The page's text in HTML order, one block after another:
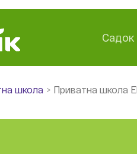
Садок
школа Приватна школа